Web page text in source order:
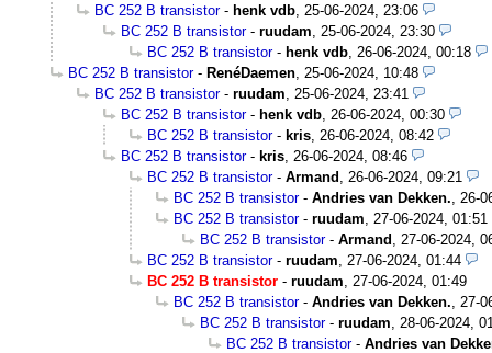
BC 252 B transistor- henk vdb 25-06-2024, 23:06
BC 252 B transistor- ruudam
25-06-2024, 23:30
BC 252 B transistor- henk vdb 26-06-2024, 00:18
BC 252 B transistor- RenéDaemen 25-06-2024, 10:48
BC 252 B transistor- ruudam
25-06-2024, 23:41
BC 252 B transistor- henk vdb 26-06-2024, 00:30
BC 252 B transistor- kris 26-06-2024, 08:42
BC 252 B transistor- kris 26-06-2024, 08:46
BC 252 B transistor- Armand
26-06-2024, 09:21
BC 252 B transistor- Andries van Dekken.
26-
BC 252 B transistor- ruudam
27-06-2024, 01:51
BC 252 B transistor- Armand
27-06-2024,
BC 252 B transistor- ruudam
27-06-2024, 01:44
BC 252 B transistor - ruudam
27-06-2024, 01:49
BC 252 B transistor- Andries van Dekken.
27-
BC 252 B transistor- ruudam
28-06-2024,
BC 252 B transistor- Andries van